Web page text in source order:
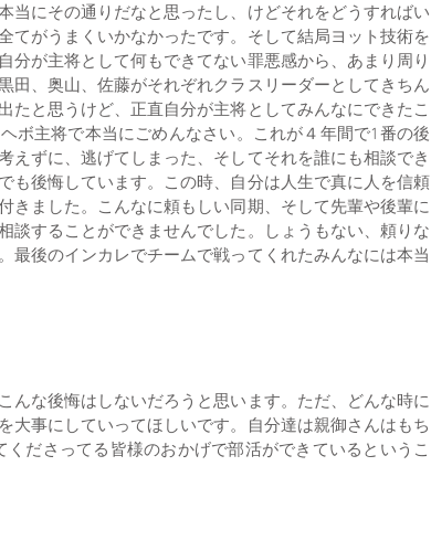
当にその通りだなと思ったし、けどそれをどうすればい
てがうまくいかなかったです。そして結局ヨット技術を
分が主将として何もできてない罪悪感から、あまり周り
田、奥山、佐藤がそれぞれクラスリーダーとしてきちん
たと思うけど、正直自分が主将としてみんなにできたこ
ボ主将で本当にごめんなさい。これが４年間で1番の後
えずに、逃げてしまった、そしてそれを誰にも相談でき
も後悔しています。この時、自分は人生で真に人を信頼
きました。こんなに頼もしい同期、そして先輩や後輩に
談することができませんでした。しょうもない、頼りな
最後のインカレでチームで戦ってくれたみんなには本当
んな後悔はしないだろうと思います。ただ、どんな時に
大事にしていってほしいです。自分達は親御さんはもち
くださってる皆様のおかげで部活ができているというこ